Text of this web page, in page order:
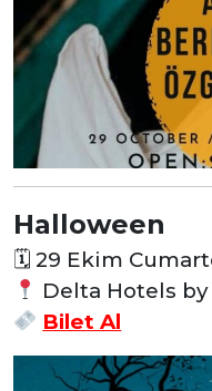
Halloween
🗓 29 Ekim
Delta Hotels
Bilet Al